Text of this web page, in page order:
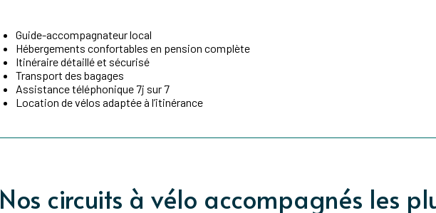
Guide-accompagnateur local
Hébergements confortables en pension complète
Itinéraire détaillé et sécurisé
Transport des bagages
Assistance téléphonique 7j sur 7
Location de vélos adaptée à l’itinérance
Nos circuits à vélo accompagnés les